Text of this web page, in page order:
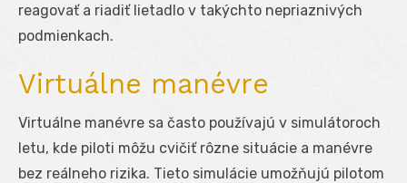
reagovať a riadiť lietadlo v takýchto nepriaznivých
podmienkach.
Virtuálne manévre
Virtuálne manévre sa často používajú v simulátoroch
letu, kde piloti môžu cvičiť rôzne situácie a manévre
bez reálneho rizika. Tieto simulácie umožňujú pilotom